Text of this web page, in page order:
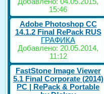
15:46
Adobe Photoshop CC
14.1.2 Final RePack RUS
ГРАФИКА
Добавлено: 20.05.2014,
11:12
FastStone Image Viewer
5.1 Final Corporate (2014)
РС | RePack & Portable